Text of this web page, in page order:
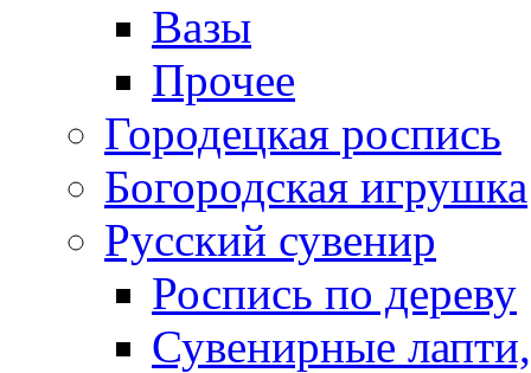
Вазы
Прочее
Городецкая роспись
Богородская игрушка
Русский сувенир
Роспись по дереву
Сувенирные